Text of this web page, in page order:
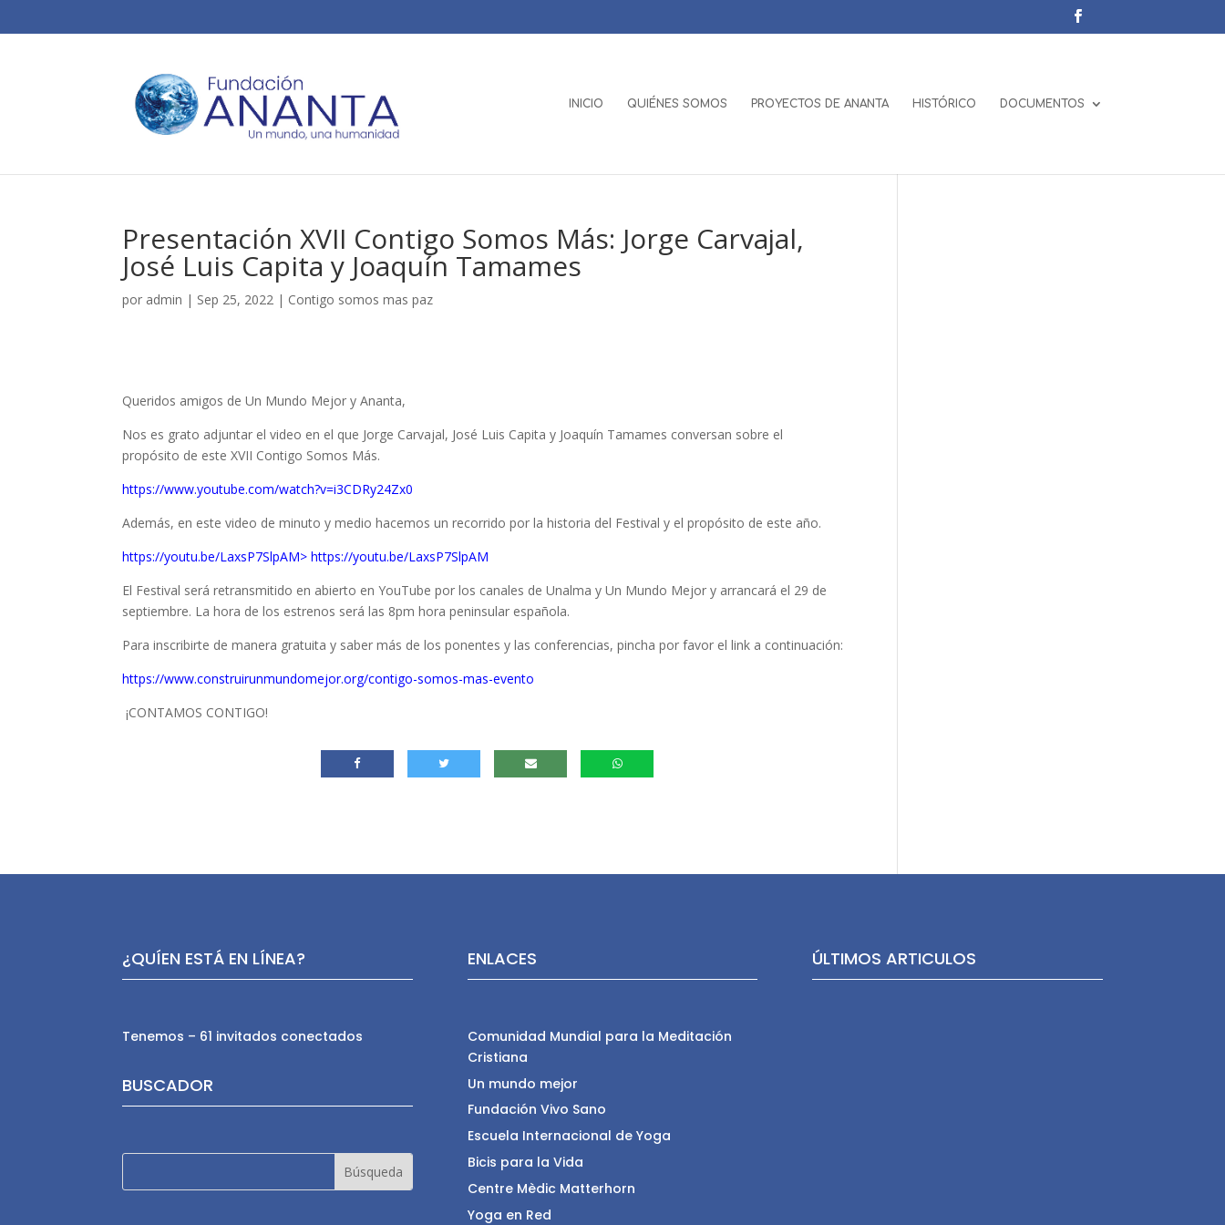
INICIO QUIÉNES SOMOS PROYECTOS DE ANANTA HISTÓRICO DOCUMENTOS
Presentación XVII Contigo Somos Más: Jorge Carvajal,
José Luis Capita y Joaquín Tamames
por admin | Sep 25, 2022 | Contigo somos mas paz
Queridos amigos de Un Mundo Mejor y Ananta,
Nos es grato adjuntar el video en el que Jorge Carvajal, José Luis Capita y Joaquín Tamames conversan sobre el
propósito de este XVII Contigo Somos Más.
https://www.youtube.com/watch?v=i3CDRy24Zx0
Además, en este video de minuto y medio hacemos un recorrido por la historia del Festival y el propósito de este año.
https://youtu.be/LaxsP7SlpAM> https://youtu.be/LaxsP7SlpAM
El Festival será retransmitido en abierto en YouTube por los canales de Unalma y Un Mundo Mejor y arrancará el 29 de
septiembre. La hora de los estrenos será las 8pm hora peninsular española.
Para inscribirte de manera gratuita y saber más de los ponentes y las conferencias, pincha por favor el link a continuación:
https://www.construirunmundomejor.org/contigo-somos-mas-evento
¡CONTAMOS CONTIGO!
¿QUÍEN ESTÁ EN LÍNEA?
Tenemos – 61 invitados conectados
BUSCADOR
ENLACES
Comunidad Mundial para la Meditación
Cristiana
Un mundo mejor
Fundación Vivo Sano
Escuela Internacional de Yoga
Bicis para la Vida
Centre Mèdic Matterhorn
Yoga en Red
ÚLTIMOS ARTICULOS